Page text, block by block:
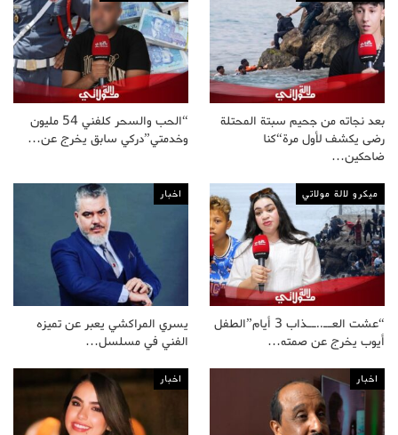
بعد نجاته من جحيم سبتة المحتلة
رضى يكشف لأول مرة“كنا
ضاحكين…
“الحب والسحر كلفني 54 مليون
وخدمتي”دركي سابق يخرج عن…
ميكرو لالة مولاتي
“عشت العــ..ــذاب 3 أيام”الطفل
أيوب يخرج عن صمته…
اخبار
يسري المراكشي يعبر عن تميزه
الفني في مسلسل…
اخبار اخبار